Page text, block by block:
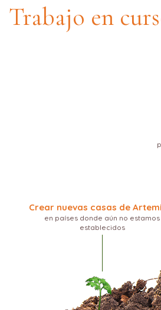
Trabajo en
Crear nuevas casas de
en países donde aún no estamos
establecidos